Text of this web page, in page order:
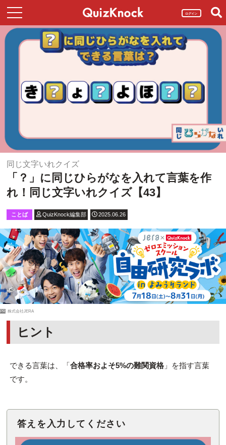
ログイン
同じ文字いれクイズ
「？」に同じひらがなを入れて言葉を作
れ！同じ文字いれクイズ【43】
ことば QuizKnock編集部 2025.06.26
PR 株式会社JERA
ヒント
できる言葉は、「合格率およそ5%の難関資格」を指す言葉
です。
答えを入力してください